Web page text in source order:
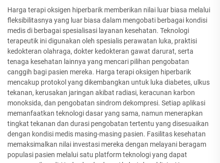
Harga terapi oksigen hiperbarik memberikan nilai luar biasa melalui
fleksibilitasnya yang luar biasa dalam mengobati berbagai kondisi
medis di berbagai spesialisasi layanan kesehatan. Teknologi
terapeutik ini digunakan oleh spesialis perawatan luka, praktisi
kedokteran olahraga, dokter kedokteran gawat darurat, serta
tenaga kesehatan lainnya yang mencari pilihan pengobatan
canggih bagi pasien mereka. Harga terapi oksigen hiperbarik
mencakup protokol yang dikembangkan untuk luka diabetes, ulkus
tekanan, kerusakan jaringan akibat radiasi, keracunan karbon
monoksida, dan pengobatan sindrom dekompresi. Setiap aplikasi
memanfaatkan teknologi dasar yang sama, namun menerapkan
tingkat tekanan dan durasi pengobatan tertentu yang disesuaikan
dengan kondisi medis masing-masing pasien. Fasilitas kesehatan
memaksimalkan nilai investasi mereka dengan melayani beragam
populasi pasien melalui satu platform teknologi yang dapat